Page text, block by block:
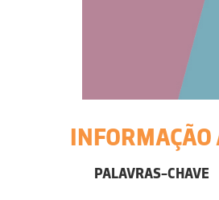
PALAVRAS-CHAVE